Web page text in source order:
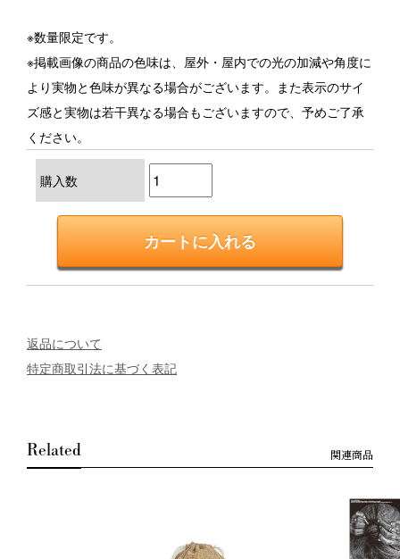
※数量限定です。
※掲載画像の商品の色味は、屋外・屋内での光の加減や角度に
より実物と色味が異なる場合がございます。また表示のサイ
ズ感と実物は若干異なる場合もございますので、予めご了承
ください。
購入数
返品について
特定商取引法に基づく表記
Related 関連商品